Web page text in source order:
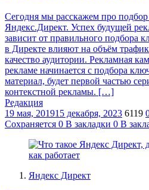
Сегодня мы расскажем про
Яндекс.Директ. Успех будущей
зависит от правильного подбора
в Директе влияют на объём
качество аудитории. Рекламная
рекламе начинается с подбора
материал, будет первой частью
контекстной рекламы. […]
Редакция
19 мая, 201915 декабря, 2023 6119
Сохраняется 0 В закладки 0 В
Яндекс Директ